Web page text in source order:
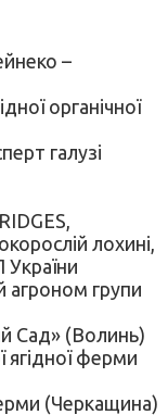
–
органічної
галузі
лохині,
України
агроном групи
Сад» (Волинь)
ягідної ферми
(Черкащина)